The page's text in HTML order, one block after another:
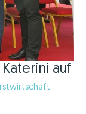
auf
,